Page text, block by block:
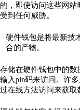
的，即使访问这些网
受到任何威胁。
硬件钱包是将最新技
合的产物。
存储在硬件钱包中的
输入pin码来访问。许
过在线方法访问来获取